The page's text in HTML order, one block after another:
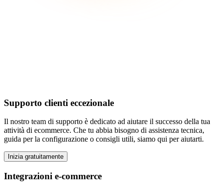
Supporto clienti eccezionale
Il nostro team di supporto è dedicato ad aiutare il successo della tua
attività di ecommerce. Che tu abbia bisogno di assistenza tecnica,
guida per la configurazione o consigli utili, siamo qui per aiutarti.
Inizia gratuitamente
Integrazioni e-commerce